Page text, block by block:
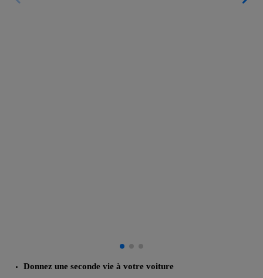
Donnez une seconde vie à votre voiture